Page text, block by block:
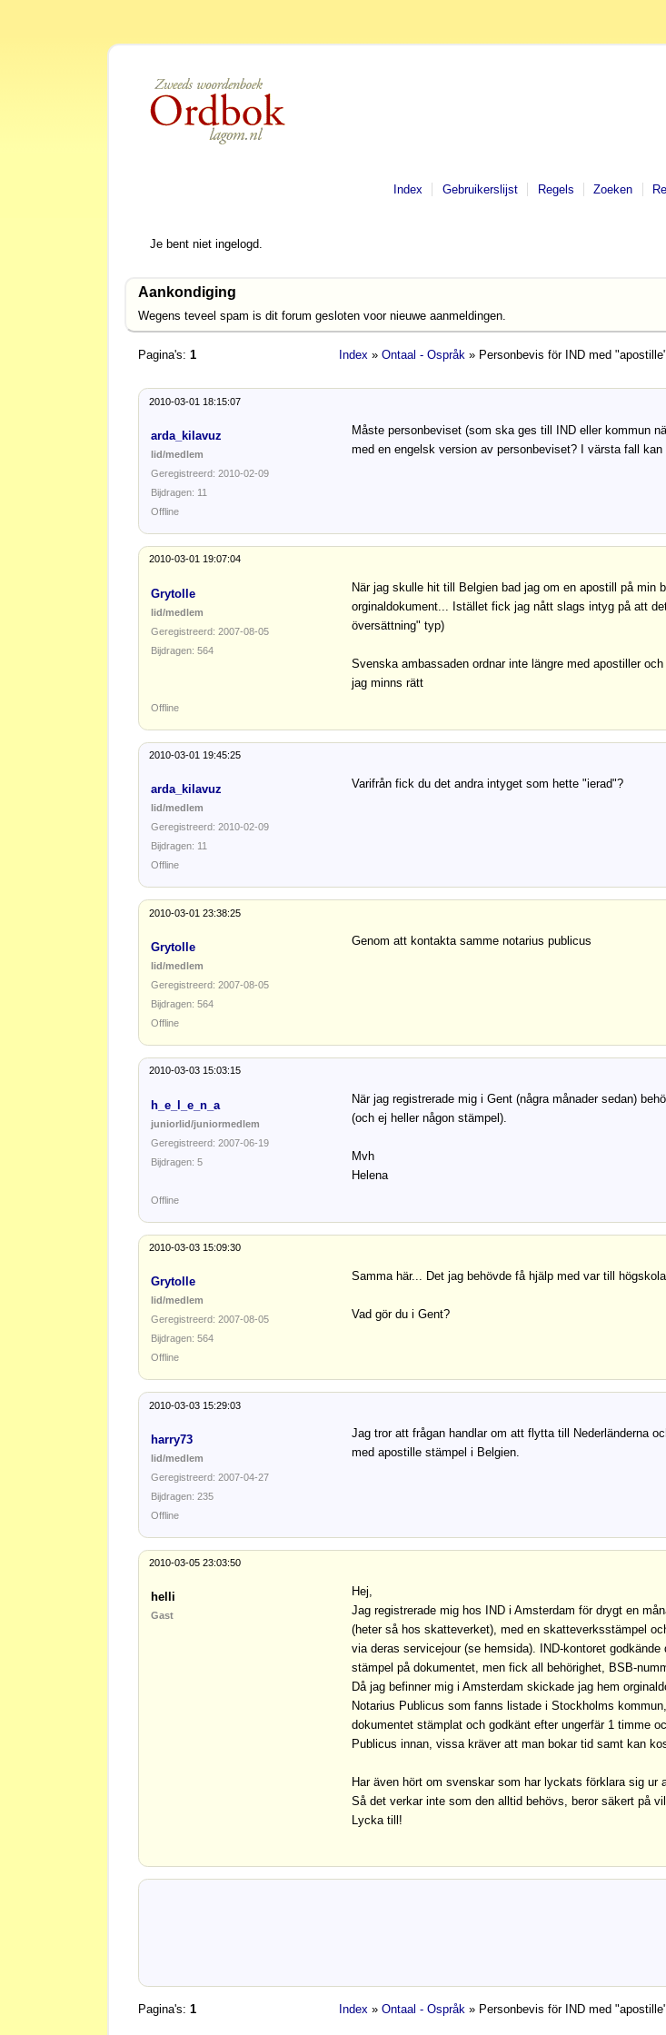
Index Gebruikerslijst Regels Zoeken
Je bent niet ingelogd.
Aankondiging
Wegens teveel spam is dit forum gesloten voor nieuwe aanmeldingen.
Pagina's: 1 Index » Ontaal - Ospråk » Personbevis för IND med
2010-03-01 18:15:07
arda_kilavuz
lid/medlem
Geregistreerd: 2010-02-09
Bijdragen: 11
Måste personbeviset (som ska ges till IND eller kommun
med en engelsk version av personbeviset? I värsta fall
Offline
2010-03-01 19:07:04
Grytolle
lid/medlem
Geregistreerd: 2007-08-05
Bijdragen: 564
När jag skulle hit till Belgien bad jag om en apostill på
orginaldokument... Istället fick jag nått slags intyg på att
översättning" typ)
Svenska ambassaden ordnar inte längre med apostiller
jag minns rätt
Offline
2010-03-01 19:45:25
arda_kilavuz
lid/medlem
Geregistreerd: 2010-02-09
Bijdragen: 11
Varifrån fick du det andra intyget som hette "ierad"?
Offline
2010-03-01 23:38:25
Grytolle
lid/medlem
Geregistreerd: 2007-08-05
Bijdragen: 564
Genom att kontakta samme notarius publicus
Offline
2010-03-03 15:03:15
h_e_l_e_n_a
juniorlid/juniormedlem
Geregistreerd: 2007-06-19
Bijdragen: 5
När jag registrerade mig i Gent (några månader sedan)
(och ej heller någon stämpel).
Mvh
Helena
Offline
2010-03-03 15:09:30
Grytolle
lid/medlem
Geregistreerd: 2007-08-05
Bijdragen: 564
Samma här... Det jag behövde få hjälp med var till
Vad gör du i Gent?
Offline
2010-03-03 15:29:03
harry73
lid/medlem
Geregistreerd: 2007-04-27
Bijdragen: 235
Jag tror att frågan handlar om att flytta till Nederländerna
med apostille stämpel i Belgien.
Offline
2010-03-05 23:03:50
helli
Gast
Hej,
Jag registrerade mig hos IND i Amsterdam för drygt en
(heter så hos skatteverket), med en skatteverksstämpel
via deras servicejour (se hemsida). IND-kontoret
stämpel på dokumentet, men fick all behörighet, BSB-
Då jag befinner mig i Amsterdam skickade jag hem
Notarius Publicus som fanns listade i Stockholms
dokumentet stämplat och godkänt efter ungerfär 1 timme
Publicus innan, vissa kräver att man bokar tid samt kan
Har även hört om svenskar som har lyckats förklara sig ur
Så det verkar inte som den alltid behövs, beror säkert på
Lycka till!
Pagina's: 1 Index » Ontaal - Ospråk » Personbevis för IND med